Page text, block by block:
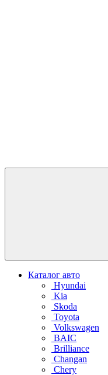
Каталог авто
Hyundai
Kia
Skoda
Toyota
Volkswagen
BAIC
Brilliance
Changan
Chery